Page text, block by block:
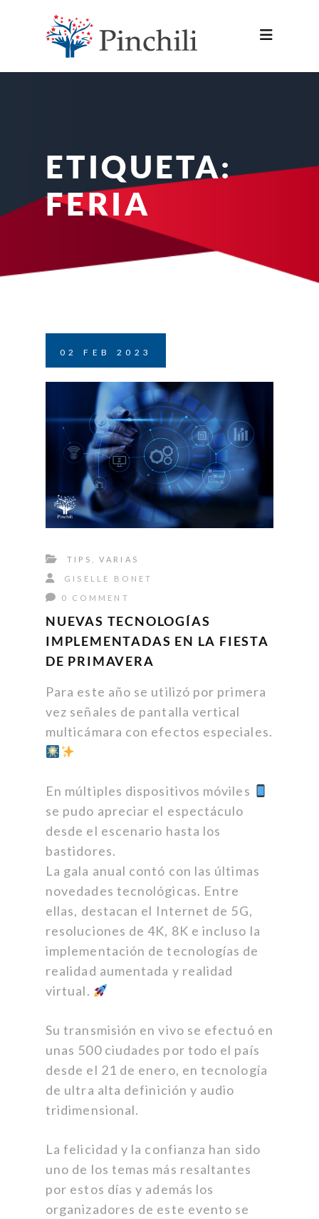
ETIQUETA:
FERIA
02 FEB 2023
TIPS ,VARIAS
GISELLE BONET
0 COMMENT
NUEVAS TECNOLOGÍAS
IMPLEMENTADAS EN LA FIESTA
DE PRIMAVERA
Para este año se utilizó por primera
vez señales de pantalla vertical
multicámara con efectos especiales.
En múltiples dispositivos móviles
se pudo apreciar el espectáculo
desde el escenario hasta los
bastidores.
La gala anual contó con las últimas
novedades tecnológicas. Entre
ellas, destacan el Internet de 5G,
resoluciones de 4K, 8K e incluso la
implementación de tecnologías de
realidad aumentada y realidad
virtual.
Su transmisión en vivo se efectuó en
unas 500 ciudades por todo el país
desde el 21 de enero, en tecnología
de ultra alta definición y audio
tridimensional.
La felicidad y la confianza han sido
uno de los temas más resaltantes
por estos días y además los
organizadores de este evento se